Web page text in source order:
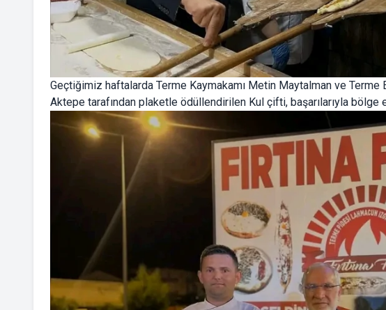
Geçtiğimiz haftalarda Terme Kaymakamı Metin Maytalman ve Terme
Aktepe tarafından plaketle ödüllendirilen Kul çifti, başarılarıyla bölge